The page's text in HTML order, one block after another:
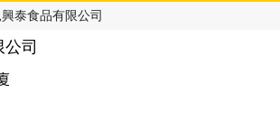
泰食品有限公司
司